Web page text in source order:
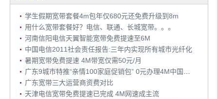
学生假期宽带套餐4m包年仅680元还免费升级到8m
用什么宽带套餐好？电信、联通、长城宽带。。。
河南信阳电信天翼智能宽带免费提速至6M
中国电信2011社会责任报告:三年内实现所有城市光纤化
暑期宽带免费提速 4M带宽仅需50元/月
广东宽带三大运营商资费对比
天津电信宽带免费提速已完成 4M网速成主流